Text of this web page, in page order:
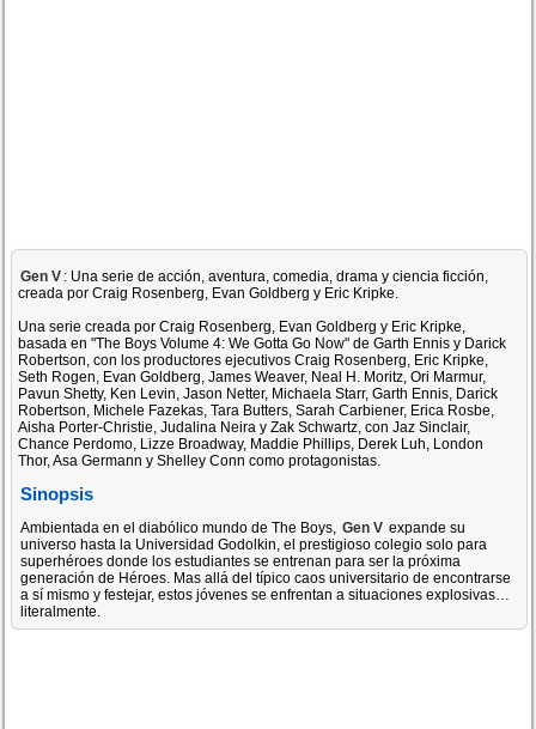
Gen V : Una serie de acción, aventura, comedia, drama y ciencia ficción,
creada por Craig Rosenberg, Evan Goldberg y Eric Kripke.
Una serie creada por Craig Rosenberg, Evan Goldberg y Eric Kripke,
basada en "The Boys Volume 4: We Gotta Go Now" de Garth Ennis y Darick
Robertson, con los productores ejecutivos Craig Rosenberg, Eric Kripke,
Seth Rogen, Evan Goldberg, James Weaver, Neal H. Moritz, Ori Marmur,
Pavun Shetty, Ken Levin, Jason Netter, Michaela Starr, Garth Ennis, Darick
Robertson, Michele Fazekas, Tara Butters, Sarah Carbiener, Erica Rosbe,
Aisha Porter-Christie, Judalina Neira y Zak Schwartz, con Jaz Sinclair,
Chance Perdomo, Lizze Broadway, Maddie Phillips, Derek Luh, London
Thor, Asa Germann y Shelley Conn como protagonistas.
Sinopsis
Ambientada en el diabólico mundo de The Boys, Gen V expande su
universo hasta la Universidad Godolkin, el prestigioso colegio solo para
superhéroes donde los estudiantes se entrenan para ser la próxima
generación de Héroes. Mas allá del típico caos universitario de encontrarse
a sí mismo y festejar, estos jóvenes se enfrentan a situaciones explosivas…
literalmente.